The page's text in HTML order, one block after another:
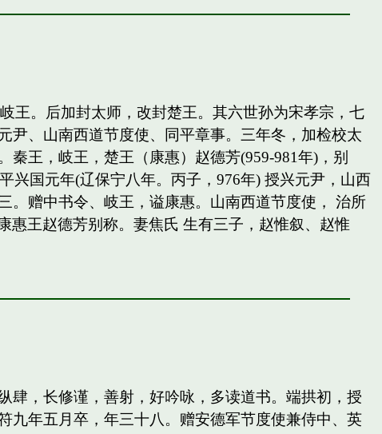
王。后加封太师，改封楚王。其六世孙为宋孝宗，七
尹、山南西道节度使、同平章事。三年冬，加检校太
王，岐王，楚王（康惠）赵德芳(959-981年)，别
兴国元年(辽保宁八年。丙子，976年) 授兴元尹，山西
。赠中书令、岐王，谥康惠。山南西道节度使， 治所
惠王赵德芳别称。妻焦氏 生有三子，赵惟叙、赵惟
肆，长修谨，善射，好吟咏，多读道书。端拱初，授
九年五月卒，年三十八。赠安德军节度使兼侍中、英